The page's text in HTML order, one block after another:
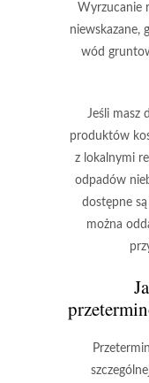
Wyrzucanie
niewskazane,
wód
Jeśli masz
produktów
z lokalnymi
odpadów
dostępne
można